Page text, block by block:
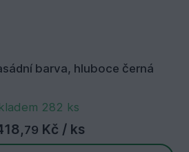
barva, hluboce černá
282 ks
79 Kč / ks